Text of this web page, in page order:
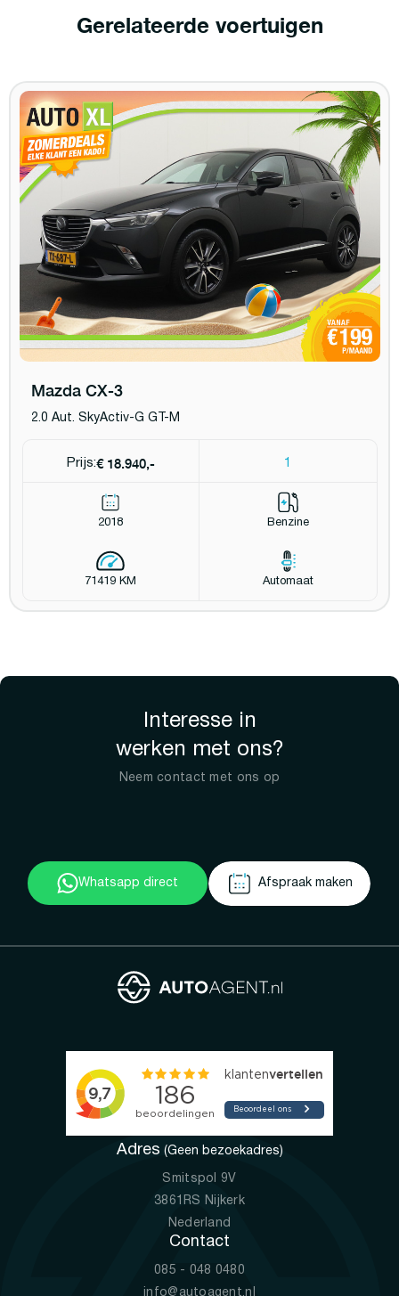
Gerelateerde voertuigen
Mazda CX-3
2.0 Aut. SkyActiv-G GT-M
Prijs:€ 18.940,- 1
2018 Benzine
71419 KM Automaat
Interesse in
werken met ons?
Neem contact met ons op
Whatsapp direct Afspraak maken
Adres (Geen bezoekadres)
Smitspol 9V
3861RS Nijkerk
Nederland
Contact
085 - 048 0480
info@autoagent.nl